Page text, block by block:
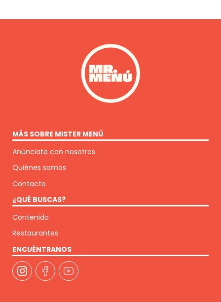
MÁS SOBRE MISTER MENÚ
Anúnciate con nosotros
Quiénes somos
Contacto
¿QUÉ BUSCAS?
Contenido
Restaurantes
ENCUÉNTRANOS